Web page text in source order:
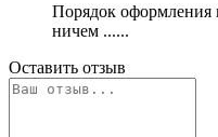
Порядок оформления
ничем ......
Оставить отзыв